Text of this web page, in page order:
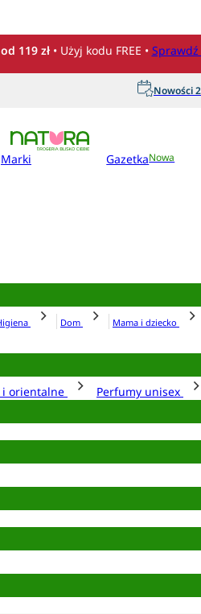
119 zł • Użyj kodu FREE • Sprawdź
Nowości
Marki GazetkaNowa
Dom Mama i dziecko
i orientalne Perfumy unisex